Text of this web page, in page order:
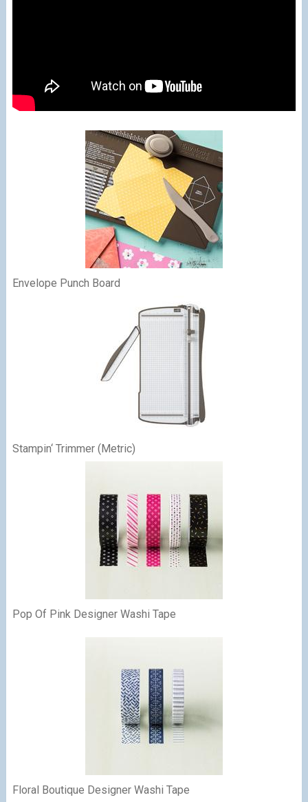
Envelope Punch Board
Stampin‘ Trimmer (Metric)
Pop Of Pink Designer Washi Tape
Floral Boutique Designer Washi Tape